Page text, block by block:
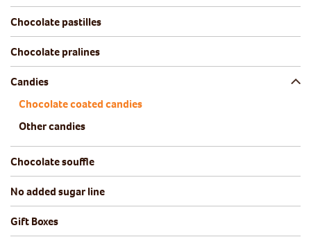
Chocolate pastilles
Chocolate pralines
Candies
Chocolate coated candies
Other candies
Chocolate souffle
No added sugar line
Gift Boxes